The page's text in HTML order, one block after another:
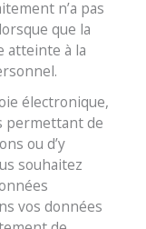
n’a pas
que la
atteinte à la
électronique,
permettant de
ou d’y
souhaitez
vos données